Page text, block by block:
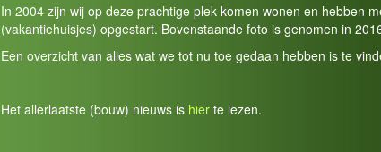
In 2004 zijn wij op deze prachtige plek komen wonen en hebben
(vakantiehuisjes) opgestart. Bovenstaande foto is genomen in
Een overzicht van alles wat we tot nu toe gedaan hebben is te
Het allerlaatste (bouw) nieuws is hier te lezen.